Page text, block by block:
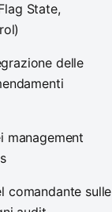
State,
delle
management
comandante sulle